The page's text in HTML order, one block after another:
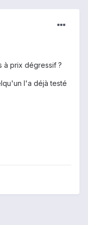
à prix dégressif ?
l'a déjà testé